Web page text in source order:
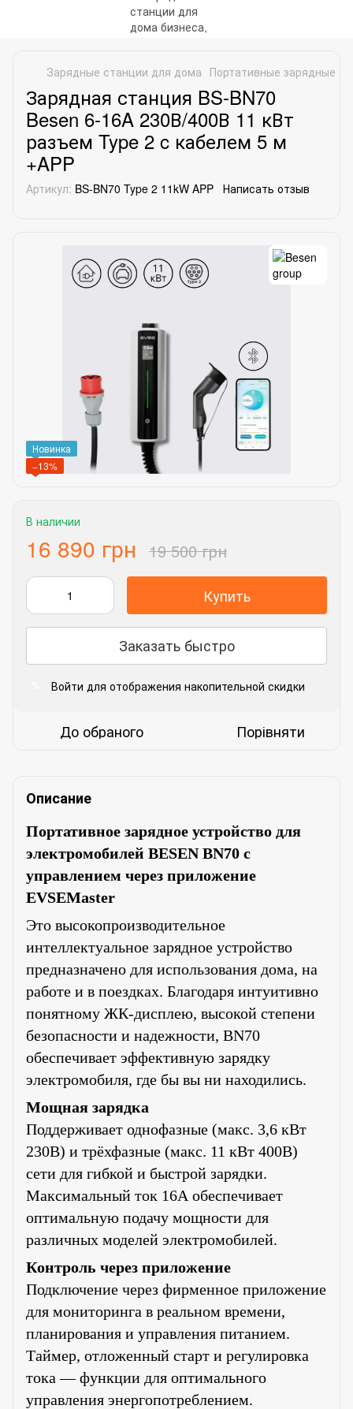
Зарядные станции для дома Портативные зарядные
Зарядная станция BS-BN70
Besen 6-16A 230В/400В 11 кВт
разъем Type 2 c кабелем 5 м
+APP
Артикул: BS-BN70 Type 2 11kW APP Написать отзыв
Новинка
−13%
В наличии
16 890 грн 19 500 грн
Купить
Заказать быстро
Войти для отображения накопительной скидки
До обраного Порівняти
Описание
Портативное зарядное устройство для
электромобилей BESEN BN70 с
управлением через приложение
EVSEMaster
Это высокопроизводительное
интеллектуальное зарядное устройство
предназначено для использования дома, на
работе и в поездках. Благодаря интуитивно
понятному ЖК-дисплею, высокой степени
безопасности и надежности, BN70
обеспечивает эффективную зарядку
электромобиля, где бы вы ни находились.
Мощная зарядка
Поддерживает однофазные (макс. 3,6 кВт
230В) и трёхфазные (макс. 11 кВт 400В)
сети для гибкой и быстрой зарядки.
Максимальный ток 16А обеспечивает
оптимальную подачу мощности для
различных моделей электромобилей.
Контроль через приложение
Подключение через фирменное приложение
для мониторинга в реальном времени,
планирования и управления питанием.
Таймер, отложенный старт и регулировка
тока — функции для оптимального
управления энергопотреблением.